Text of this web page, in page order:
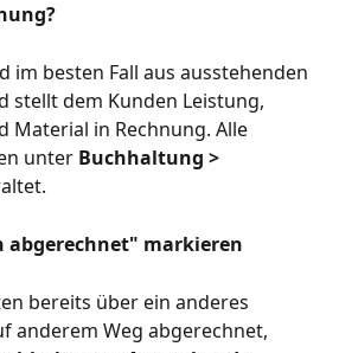
im besten Fall aus ausstehenden
stellt dem Kunden Leistung,
Material in Rechnung. Alle
unter Buchhaltung >
abgerechnet" markieren
bereits über ein anderes
anderem Weg abgerechnet,